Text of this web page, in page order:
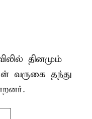
தினமும்
வருகை தந்து